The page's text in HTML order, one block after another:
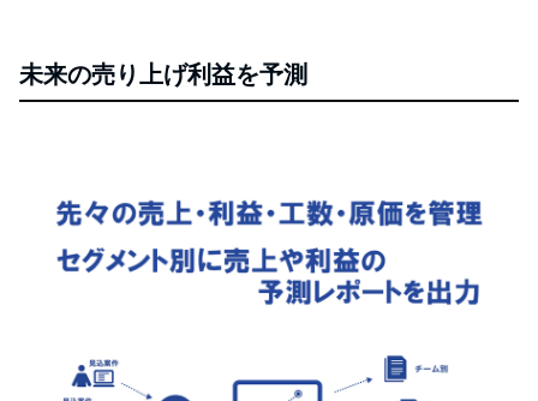
未来の売り上げ利益を予測